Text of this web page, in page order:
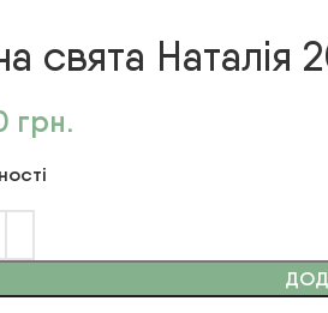
свята Наталія
грн.